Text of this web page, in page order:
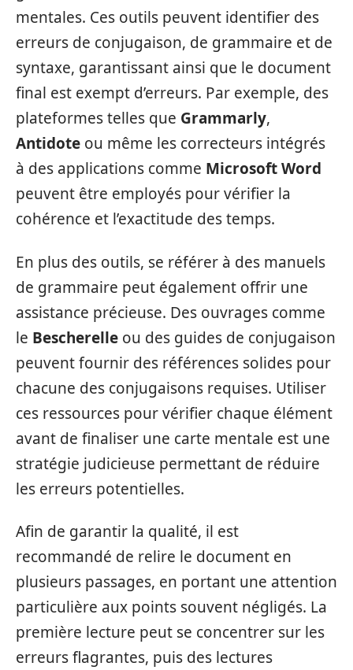
mentales. Ces outils peuvent identifier des
erreurs de conjugaison, de grammaire et de
syntaxe, garantissant ainsi que le document
final est exempt d’erreurs. Par exemple, des
plateformes telles que Grammarly,
Antidote ou même les correcteurs intégrés
à des applications comme Microsoft Word
peuvent être employés pour vérifier la
cohérence et l’exactitude des temps.
En plus des outils, se référer à des manuels
de grammaire peut également offrir une
assistance précieuse. Des ouvrages comme
le Bescherelle ou des guides de conjugaison
peuvent fournir des références solides pour
chacune des conjugaisons requises. Utiliser
ces ressources pour vérifier chaque élément
avant de finaliser une carte mentale est une
stratégie judicieuse permettant de réduire
les erreurs potentielles.
Afin de garantir la qualité, il est
recommandé de relire le document en
plusieurs passages, en portant une attention
particulière aux points souvent négligés. La
première lecture peut se concentrer sur les
erreurs flagrantes, puis des lectures